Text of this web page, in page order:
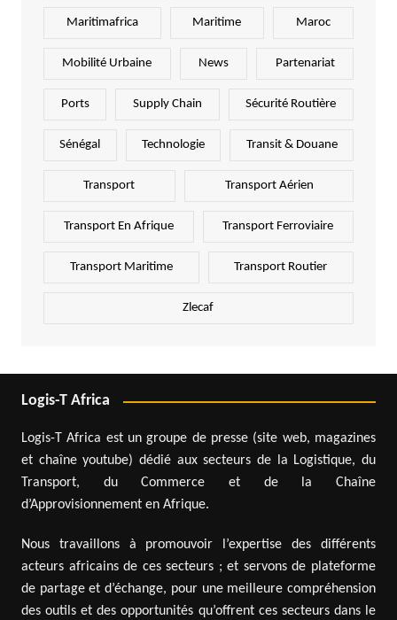
Maritimafrica Maritime Maroc
Mobilité Urbaine News Partenariat
Ports Supply Chain Sécurité Routière
Sénégal Technologie Transit & Douane
Transport Transport Aérien
Transport En Afrique Transport Ferroviaire
Transport Maritime Transport Routier
Zlecaf
Logis-T Africa
Logis-T Africa est un groupe de presse (site web, magazines
et chaîne youtube) dédié aux secteurs de la Logistique, du
Transport, du Commerce et de la Chaîne
d’Approvisionnement en Afrique.
Nous travaillons à promouvoir l’expertise des différents
acteurs africains de ces secteurs ; et servons de plateforme
de partage et d’échange, pour une meilleure compréhension
des outils et des opportunités qu’offrent ces secteurs dans le